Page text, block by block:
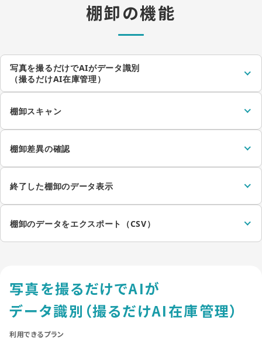
棚卸の機能
写真を撮るだけでAIがデータ識別
（撮るだけAI在庫管理）
棚卸スキャン
棚卸差異の確認
終了した棚卸のデータ表示
棚卸のデータをエクスポート（CSV）
写真を撮るだけでAIが
データ識別 （撮るだけAI在庫管理）
利用できるプラン